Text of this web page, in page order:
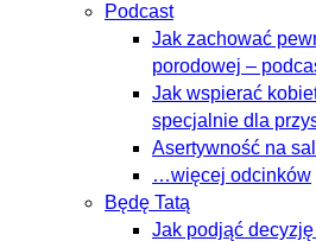
Podcast
Jak zachować
porodowej –
Jak wspierać
specjalnie dla
Asertywność na
…więcej odcinków
Będę Tatą
Jak podjąć